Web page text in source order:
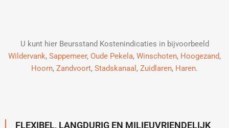
U kunt hier Beursstand Kostenindicaties in bijvoorbeeld
Wildervank, Sappemeer, Oude Pekela, Winschoten, Hoogezand,
Hoorn, Zandvoort, Stadskanaal , Zuidlaren, Haren.
FLEXIBEL, LANGDURIG EN MILIEUVRIENDELIJK